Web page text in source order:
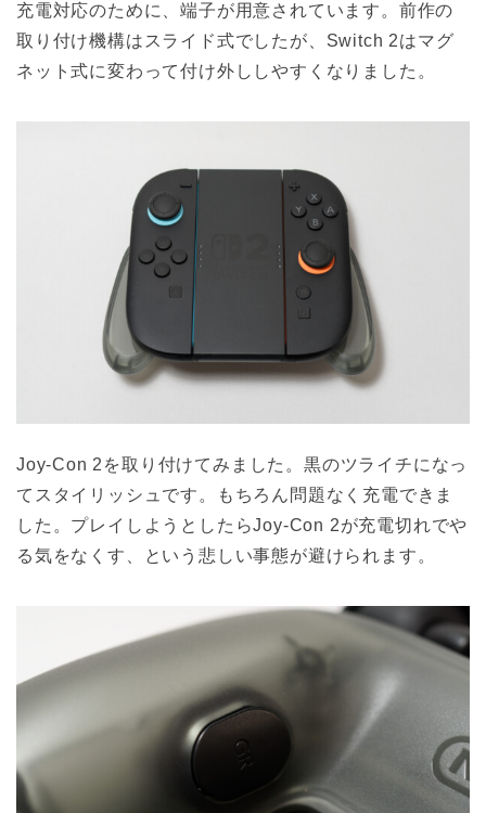
充電対応のために、端子が用意されています。前作の
取り付け機構はスライド式でしたが、Switch 2はマグ
ネット式に変わって付け外ししやすくなりました。
Joy-Con 2を取り付けてみました。黒のツライチになっ
てスタイリッシュです。もちろん問題なく充電できま
した。プレイしようとしたらJoy-Con 2が充電切れでや
る気をなくす、という悲しい事態が避けられます。